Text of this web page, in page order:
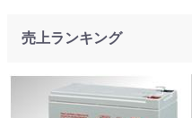
売上ランキング